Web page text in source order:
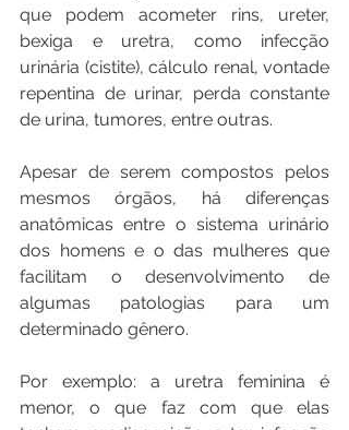
que podem acometer rins, ureter,
bexiga e uretra, como infecção
urinária (cistite), cálculo renal, vontade
repentina de urinar, perda constante
de urina, tumores, entre outras.
Apesar de serem compostos pelos
mesmos órgãos, há diferenças
anatômicas entre o sistema urinário
dos homens e o das mulheres que
facilitam o desenvolvimento de
algumas patologias para um
determinado gênero.
Por exemplo: a uretra feminina é
menor, o que faz com que elas